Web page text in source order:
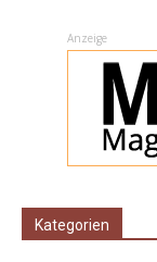
Anzeige
Kategorien